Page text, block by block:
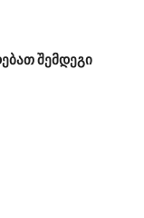
შემდეგი